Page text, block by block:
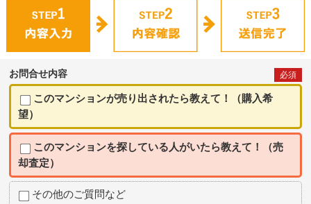
お問合せ内容 必須
このマンションが売り出されたら教えて！（購入希
望）
このマンションを探している人がいたら教えて！（売
却査定）
その他のご質問など